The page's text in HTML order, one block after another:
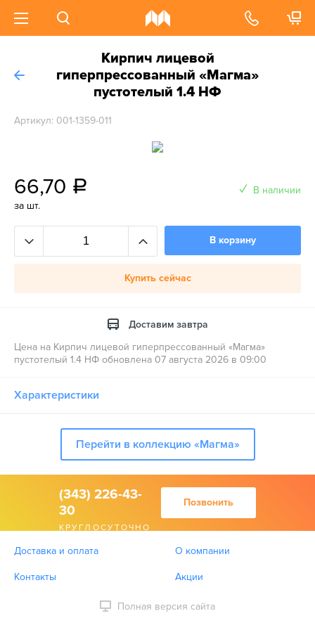
Кирпич лицевой
гиперпрессованный «Магма»
пустотелый 1.4 НФ
Артикул: 001-1359-011
66,70 a
за шт.
В наличии
В корзину
Купить сейчас
Доставим завтра
Цена на Кирпич лицевой гиперпрессованный «Магма»
пустотелый 1.4 НФ обновлена 07 августа 2026 в 09:00
Характеристики
Перейти в коллекцию «Магма»
(343) 226-43-
30
КРУГЛОСУТОЧНО
Позвонить
Доставка и оплата О компании
Контакты Акции
Полная версия сайта